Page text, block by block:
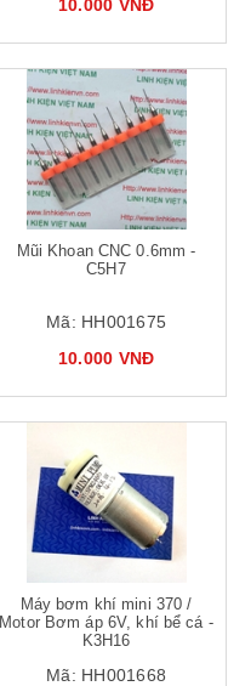
10.000 VNĐ
Mũi Khoan CNC 0.6mm -
C5H7
Mã: HH001675
10.000 VNĐ
Máy bơm khí mini 370 /
Motor Bơm áp 6V, khí bể cá -
K3H16
Mã: HH001668